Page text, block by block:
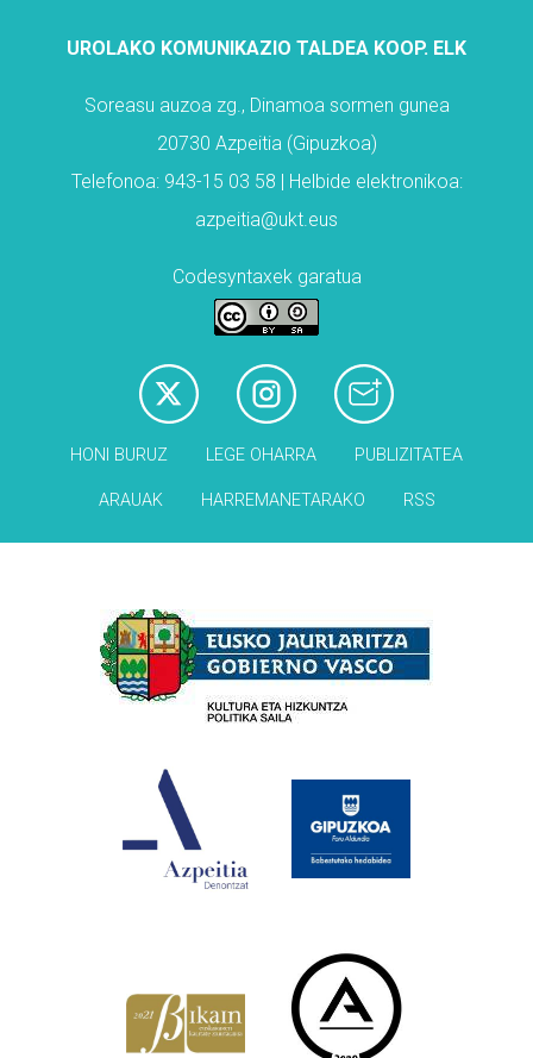
UROLAKO KOMUNIKAZIO TALDEA KOOP. ELK
Soreasu auzoa zg., Dinamoa sormen gunea
20730 Azpeitia (Gipuzkoa)
Telefonoa: 943-15 03 58 | Helbide elektronikoa:
azpeitia@ukt.eus
Codesyntaxek garatua
HONI BURUZ LEGE OHARRA PUBLIZITATEA
ARAUAK HARREMANETARAKO RSS